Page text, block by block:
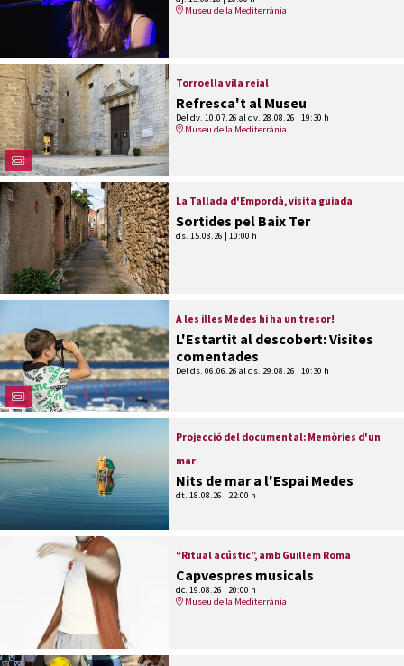
Museu de la Mediterrània
Torroella vila reial
Refresca't al Museu
Del dv. 10.07.26 al dv. 28.08.26 | 19:30 h
Museu de la Mediterrània
La Tallada d'Empordà, visita guiada
Sortides pel Baix Ter
ds. 15.08.26 | 10:00 h
A les illes Medes hi ha un tresor!
L'Estartit al descobert: Visites
comentades
Del ds. 06.06.26 al ds. 29.08.26 | 10:30 h
Projecció del documental: Memòries d'un
mar
Nits de mar a l'Espai Medes
dt. 18.08.26 22:00 h
“Ritual acústic”, amb Guillem Roma
Capvespres musicals
dc. 19.08.26
20:00 h
Museu de la Mediterrània